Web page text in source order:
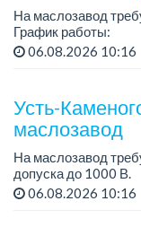
На маслозавод
График работы:
- 5/2, с 08 до 17 час
06.08.2026 10:16
Усть-
маслозавод
На маслозавод
допуска до 1000 В.
06.08.2026 10:16